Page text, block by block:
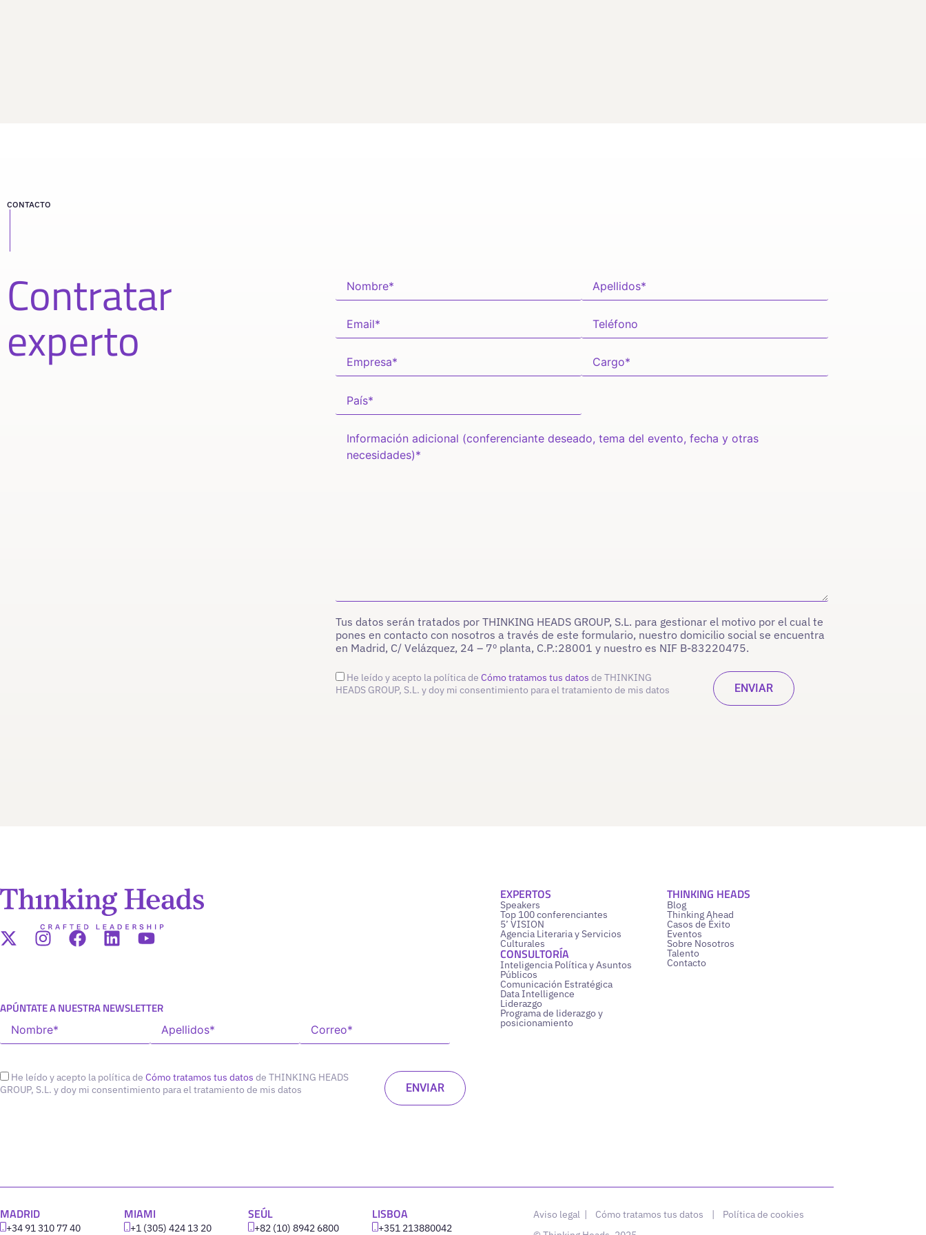
CONTACTO
Contratar
experto
Tus datos serán tratados por THINKING HEADS GROUP, S.L. para gestionar el motivo por el cual te
pones en contacto con nosotros a través de este formulario, nuestro domicilio social se encuentra
en Madrid, C/ Velázquez, 24 – 7º planta, C.P.:28001 y nuestro es NIF B-83220475.
He leído y acepto la política de Cómo tratamos tus datos de THINKING
HEADS GROUP, S.L. y doy mi consentimiento para el tratamiento de mis datos
APÚNTATE A NUESTRA NEWSLETTER
He leído y acepto la política de Cómo tratamos tus datos de THINKING HEADS
GROUP, S.L. y doy mi consentimiento para el tratamiento de mis datos
EXPERTOS
Speakers
Top 100 conferenciantes
5’ VISION
Agencia Literaria y Servicios
Culturales
CONSULTORÍA
Inteligencia Política y Asuntos
Públicos
Comunicación Estratégica
Data Intelligence
Liderazgo
Programa de liderazgo y
posicionamiento
THINKING HEADS
Blog
Thinking Ahead
Casos de Éxito
Eventos
Sobre Nosotros
Talento
Contacto
MADRID
+34 91 310 77 40
MIAMI
+1 (305) 424 13 20
SEÚL
+82 (10) 8942 6800
LISBOA
‪+351 213880042
Aviso legal | Cómo tratamos tus datos | Política de cookies